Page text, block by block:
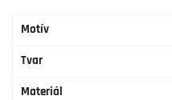
Motív
Tvar
Materiál